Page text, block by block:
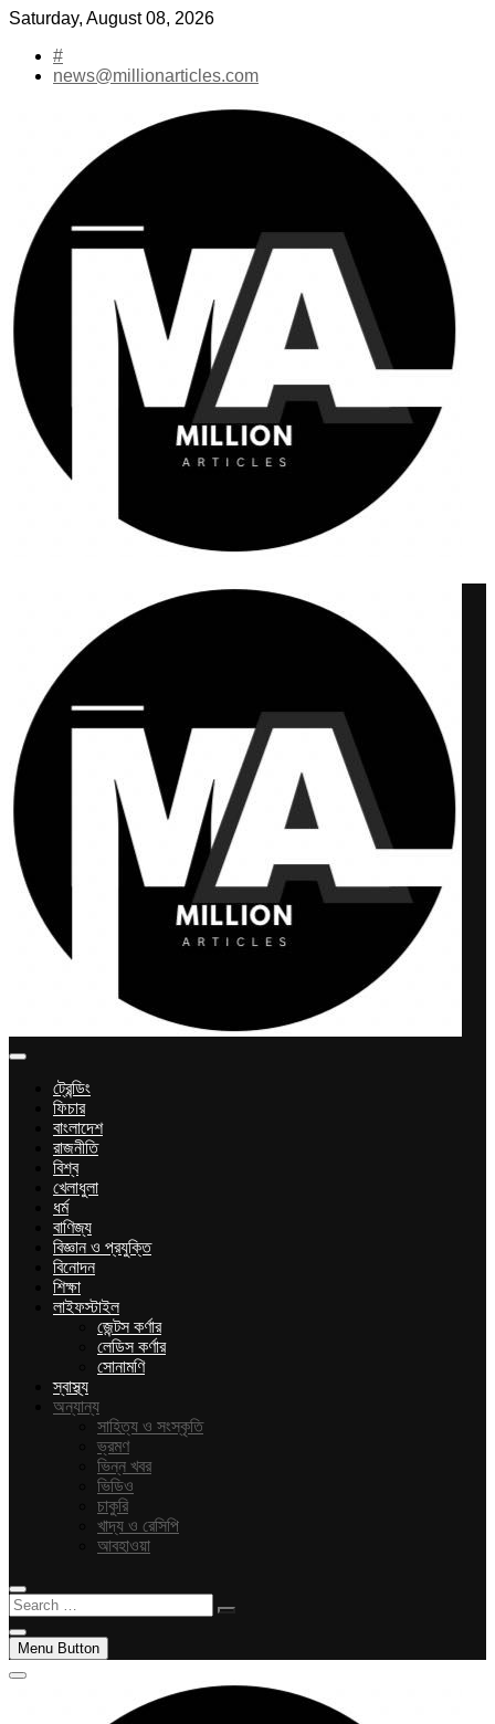
Skip
content
Saturday, August 08, 2026
#
news@millionarticles.com
Million Articles
ট্রেন্ডিং
ফিচার
বাংলাদেশ
রাজনীতি
বিশ্ব
খেলাধুলা
ধর্ম
বাণিজ্য
বিজ্ঞান ও প্রযুক্তি
বিনোদন
শিক্ষা
লাইফস্টাইল
জেন্টস কর্ণার
লেডিস কর্ণার
সোনামণি
স্বাস্থ্য
অন্যান্য
সাহিত্য ও সংস্কৃতি
ভ্রমণ
ভিন্ন খবর
ভিডিও
চাকুরি
খাদ্য ও রেসিপি
আবহাওয়া
Search
…
Menu Button